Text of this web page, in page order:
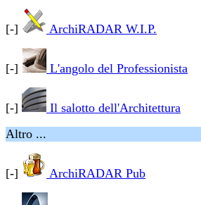
[-] ArchiRADAR W.I.P.
[-] L'angolo del Professionista
[-]
Il salotto dell'Architettura
Altro ...
[-] ArchiRADAR Pub